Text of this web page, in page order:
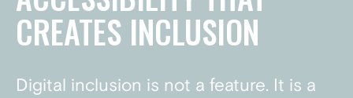
CREATES INCLUSION
Digital inclusion is not a feature. It is a